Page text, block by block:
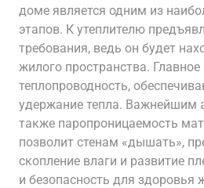
доме является одним из
этапов. К утеплителю
требования, ведь он будет
жилого пространства.
теплопроводность,
удержание тепла. Важнейшим
также паропроницаемость
позволит стенам «дышать»,
скопление влаги и развитие
и безопасность для здоровья